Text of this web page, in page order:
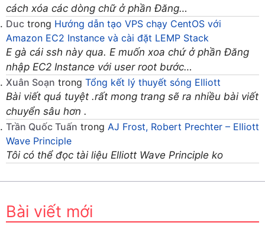
cách xóa các dòng chữ ở phần Đăng…
Duc trong Hướng dẫn tạo VPS chạy CentOS với
Amazon EC2 Instance và cài đặt LEMP Stack
E gà cái ssh này qua. E muốn xoa chứ ở phần Đăng
nhập EC2 Instance với user root bước…
Xuân Soạn trong Tổng kết lý thuyết sóng Elliott
Bài viết quá tuyệt .rất mong trang sẽ ra nhiều bài viết
chuyển sâu hơn .
Trần Quốc Tuấn trong AJ Frost, Robert Prechter – Elliott
Wave Principle
Tôi có thể đọc tài liệu Elliott Wave Principle ko
Bài viết mới